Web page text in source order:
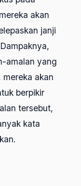
akan
janji
amalan yang
akan
berpikir
tersebut,
kata